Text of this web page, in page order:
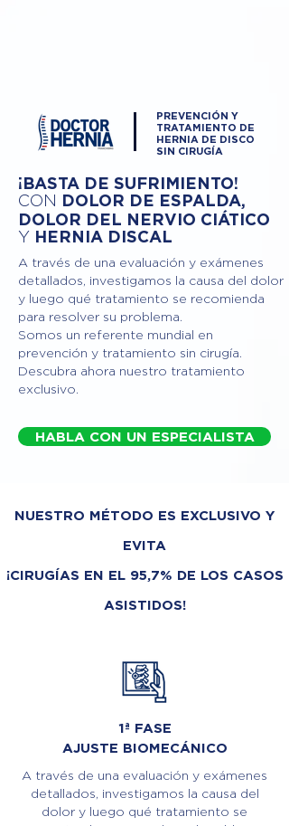
PREVENCIÓN Y
TRATAMIENTO DE
HERNIA DE DISCO
SIN CIRUGÍA
¡BASTA DE SUFRIMIENTO!
CON DOLOR DE ESPALDA,
DOLOR DEL NERVIO CIÁTICO
Y HERNIA DISCAL
A través de una evaluación y exámenes
detallados, investigamos la causa del dolor
y luego qué tratamiento se recomienda
para resolver su problema.
Somos un referente mundial en
prevención y tratamiento sin cirugía.
Descubra ahora nuestro tratamiento
exclusivo.
HABLA CON UN ESPECIALISTA
NUESTRO MÉTODO ES EXCLUSIVO Y
EVITA
¡CIRUGÍAS EN EL 95,7% DE LOS CASOS
ASISTIDOS!
1ª FASE
AJUSTE BIOMECÁNICO
A través de una evaluación y exámenes
detallados, investigamos la causa del
dolor y luego qué tratamiento se